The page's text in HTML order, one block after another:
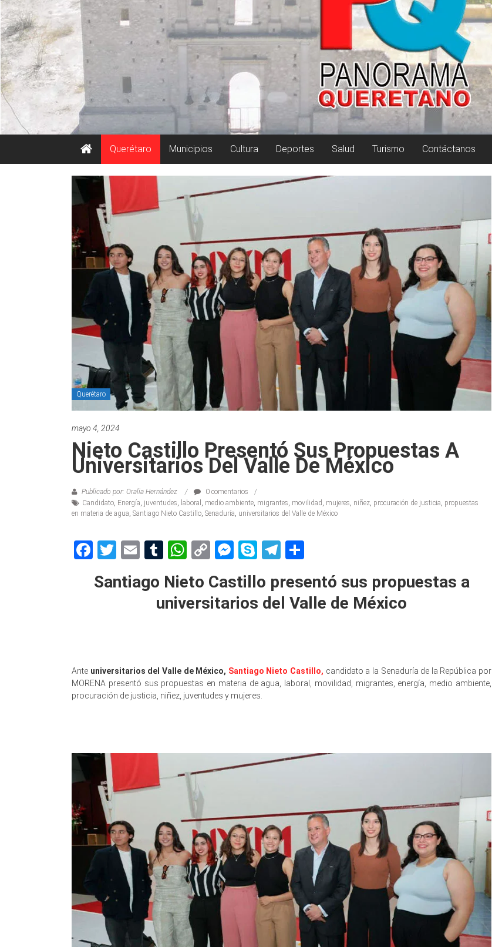
Querétaro Municipios Cultura Deportes Salud Turismo Contáctanos
Querétaro
mayo 4, 2024
Nieto Castillo Presentó Sus Propuestas A
Universitarios Del Valle De México
Publicado por: Oralia Hernández
0 comentarios
Candidato, Energía, juventudes, laboral , medio ambiente, migrantes, movilidad , mujeres, niñez, procuración de justicia, propuestas
en materia de agua, Santiago Nieto Castillo, Senaduría, universitarios del Valle de México
Facebook
Twitter
EmailTumblr
WhatsApp
CopyMessenger
SkypeTelegram
Santiago Nieto Castillo presentó sus propuestas a
universitarios del Valle de México
Ante universitarios del Valle de México, Santiago Nieto Castillo, candidato a la Senaduría de la República por
MORENA presentó sus propuestas en materia de agua, laboral, movilidad, migrantes, energía, medio ambiente,
procuración de justicia, niñez, juventudes y mujeres.